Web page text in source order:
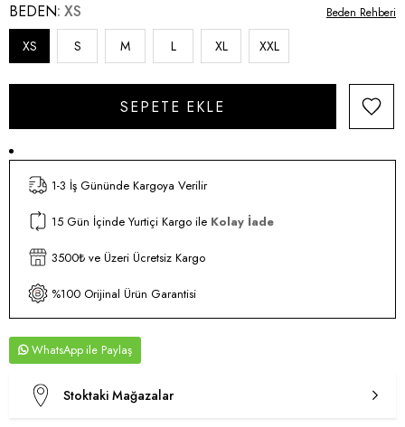
BEDEN XS
XS S M L XL XXL
Beden Rehberi
1-3 İş Gününde Kargoya Verilir
15 Gün İçinde Yurtiçi Kargo ile Kolay İade
3500₺ ve Üzeri Ücretsiz Kargo
%100 Orijinal Ürün Garantisi
WhatsApp
Stoktaki Mağazalar